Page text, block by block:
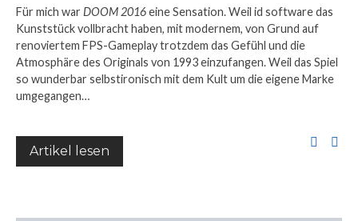
Für mich warDOOM 2016eine Sensation. Weil id software das
Kunststück vollbracht haben, mit modernem, von Grund auf
renoviertem FPS-Gameplay trotzdem das Gefühl und die
Atmosphäre des Originals von 1993 einzufangen. Weil das Spiel
so wunderbar selbstironisch mit dem Kult um die eigene Marke
umgegangen…
Artikel lesen